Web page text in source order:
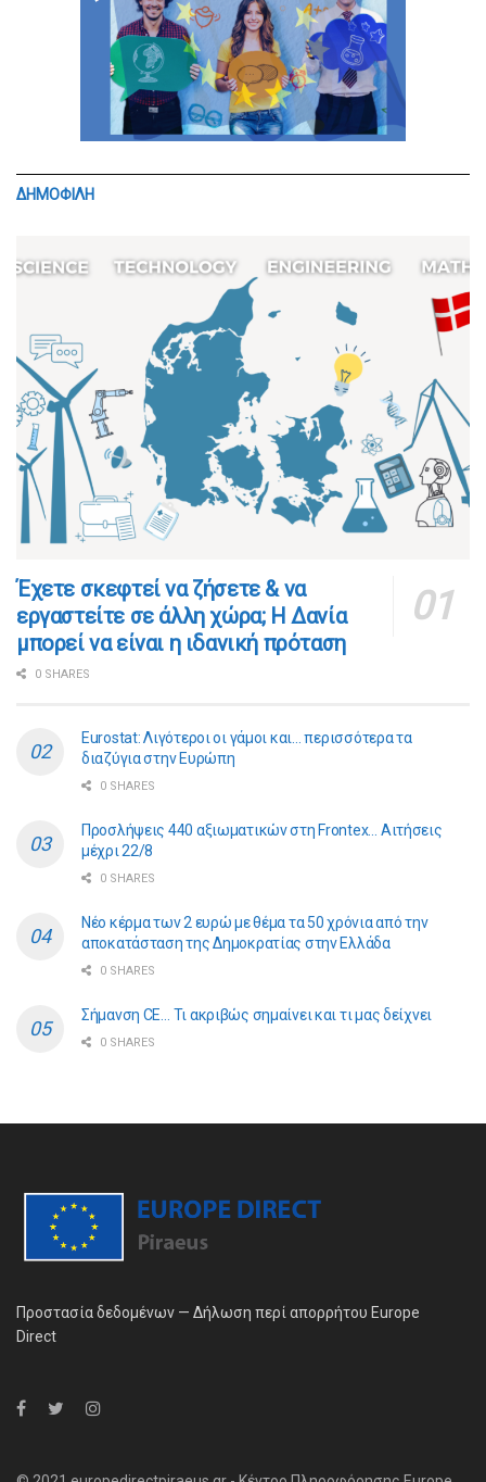
ΔΗΜΟΦΙΛΗ
​​Έχετε σκεφτεί να ζήσετε & να
εργαστείτε σε άλλη χώρα; Η Δανία
μπορεί να είναι η ιδανική πρόταση
0 SHARES
Eurostat: Λιγότεροι οι γάμοι και… περισσότερα τα
διαζύγια στην Ευρώπη
0 SHARES
Προσλήψεις 440 αξιωματικών στη Frontex… Αιτήσεις
μέχρι 22/8
0 SHARES
Νέο κέρμα των 2 ευρώ με θέμα τα 50 χρόνια από την
αποκατάσταση της Δημοκρατίας στην Ελλάδα
0 SHARES
Σήμανση CE… Τι ακριβώς σημαίνει και τι μας δείχνει
0 SHARES
Προστασία δεδομένων — Δήλωση περί απορρήτου Europe
Direct